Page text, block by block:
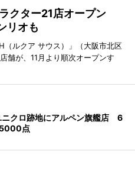
クター21店オープン
リオも
（ルクア サウス）」（大阪市北区
舗が、11月より順次オープンす
ニクロ跡地にアルペン旗艦店 6
点